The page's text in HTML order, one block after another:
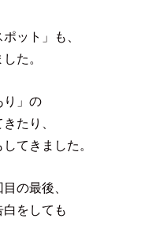
ット」も、
た。
り」の
たり、
てきました。
の最後、
をしても